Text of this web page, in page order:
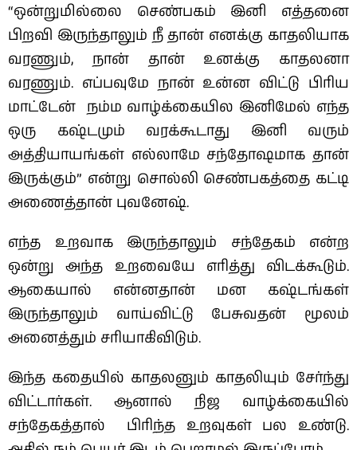
“ஒன்றுமில்லை செண்பகம் இனி எத்தனை
பிறவி இருந்தாலும் நீ தான் எனக்கு காதலியாக
வரணும், நான் தான் உனக்கு காதலனா
வரணும். எப்பவுமே நான் உன்ன விட்டு பிரிய
மாட்டேன் நம்ம வாழ்க்கையில இனிமேல் எந்த
ஒரு கஷ்டமும் வரக்கூடாது இனி வரும்
அத்தியாயங்கள் எல்லாமே சந்தோஷமாக தான்
இருக்கும்” என்று சொல்லி செண்பகத்தை கட்டி
அணைத்தான் புவனேஷ்.
எந்த உறவாக இருந்தாலும் சந்தேகம் என்ற
ஒன்று அந்த உறவையே எரித்து விடக்கூடும்.
ஆகையால் என்னதான் மன கஷ்டங்கள்
இருந்தாலும் வாய்விட்டு பேசுவதன் மூலம்
அனைத்தும் சரியாகிவிடும்.
இந்த கதையில் காதலனும் காதலியும் சேர்ந்து
விட்டார்கள். ஆனால் நிஜ வாழ்க்கையில்
சந்தேகத்தால் பிரிந்த உறவுகள் பல உண்டு.